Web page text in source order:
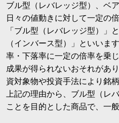
ブル型（レバレッジ型）、ベ
日々の値動きに対して一定の
「ブル型（レバレッジ型）」
（インバース型）」といいま
率・下落率に一定の倍率を乗
成果が得られないおそれがあ
資対象物や投資手法により銘
上記の理由から、ブル型（レ
ことを目的とした商品で、一